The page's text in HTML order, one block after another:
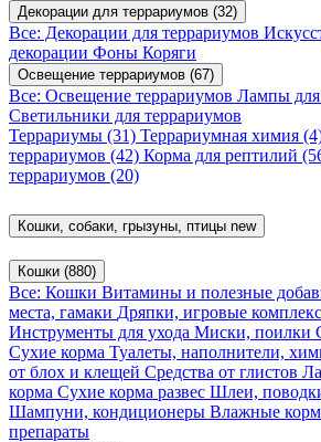
Декорации для террариумов (32)
Все: Декорации для террариумов
декорации Фоны Коряги
Освещение террариумов (67)
Все: Освещение террариумов Лампы для
Светильники для террариумов
Террариумы (31) Террариумная химия
террариумов (42) Корма для рептилий
террариумов (20)
Кошки, собаки, грызуны, птицы new
Кошки (880)
Все: Кошки Витамины и полезные
места, гамаки Дряпки, игровые
Инструменты для ухода Миски, поилки
Сухие корма Туалеты, наполнители,
от блох и клещей Средства от глистов
корма Сухие корма развес Шлеи,
Шампуни, кондиционеры Влажные
препараты